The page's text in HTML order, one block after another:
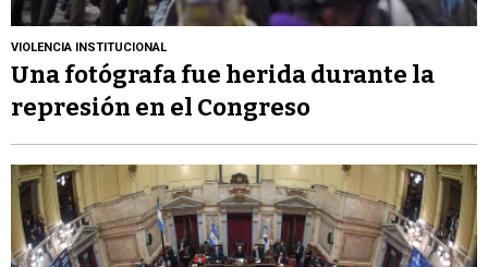
VIOLENCIA INSTITUCIONAL
Una fotógrafa fue herida durante la
represión en el Congreso